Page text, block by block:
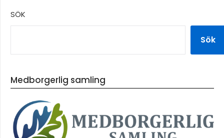
SÖK
Sök
Medborgerlig samling